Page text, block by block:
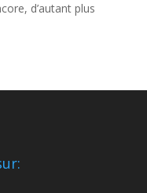
d’autant plus